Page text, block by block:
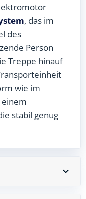
, das im
des
Person
Treppe hinauf
wie im
einem
stabil genug